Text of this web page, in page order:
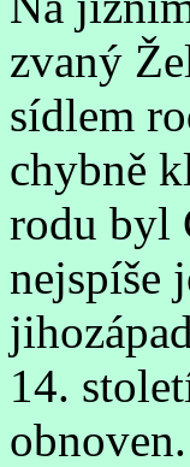
zvaný
sídlem
chybně
rodu byl
nejspíše
14.